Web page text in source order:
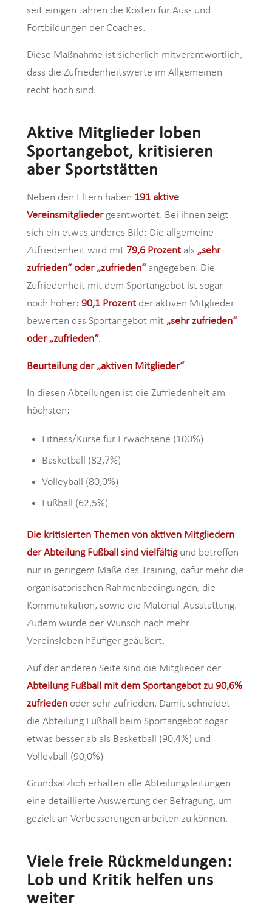
seit einigen Jahren die Kosten für Aus- und
Fortbildungen der Coaches.
Diese Maßnahme ist sicherlich mitverantwortlich,
dass die Zufriedenheitswerte im Allgemeinen
recht hoch sind.
Aktive Mitglieder loben
Sportangebot, kritisieren
aber Sportstätten
Neben den Eltern haben 191 aktive
Vereinsmitgliedergeantwortet. Bei ihnen zeigt
sich ein etwas anderes Bild: Die allgemeine
Zufriedenheit wird mit 79,6 Prozentals „sehr
zufrieden“ oder „zufrieden“angegeben. Die
Zufriedenheit mit dem Sportangebot ist sogar
noch höher: 90,1 Prozentder aktiven Mitglieder
bewerten das Sportangebot mit „sehr zufrieden“
oder „zufrieden“.
Beurteilung der „aktiven Mitglieder“
In diesen Abteilungen ist die Zufriedenheit am
höchsten:
Fitness/Kurse für Erwachsene (100%)
Basketball (82,7%)
Volleyball (80,0%)
Fußball (62,5%)
Die kritisierten Themen von aktiven Mitgliedern
der Abteilung Fußball sind vielfältigund betreffen
nur in geringem Maße das Training, dafür mehr die
organisatorischen Rahmenbedingungen, die
Kommunikation, sowie die Material-Ausstattung.
Zudem wurde der Wunsch nach mehr
Vereinsleben häufiger geäußert.
Auf der anderen Seite sind die Mitglieder der
Abteilung Fußball mit dem Sportangebot zu 90,6%
zufriedenoder sehr zufrieden. Damit schneidet
die Abteilung Fußball beim Sportangebot sogar
etwas besser ab als Basketball (90,4%) und
Volleyball (90,0%)
Grundsätzlich erhalten alle Abteilungsleitungen
eine detaillierte Auswertung der Befragung, um
gezielt an Verbesserungen arbeiten zu können.
Viele freie Rückmeldungen:
Lob und Kritik helfen uns
weiter